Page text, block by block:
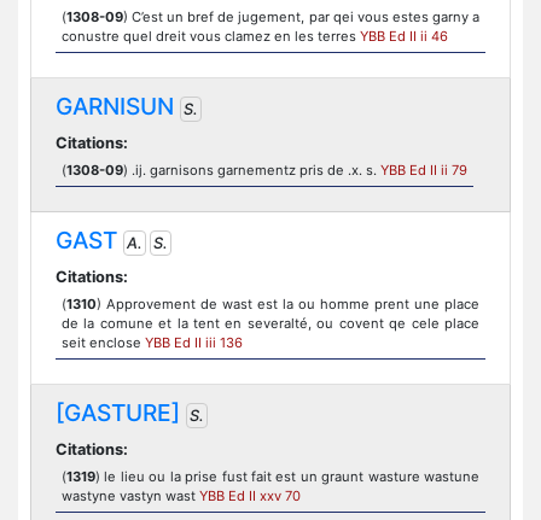
(1308-09) C’est un bref de jugement, par qei vous estes garny a
conustre quel dreit vous clamez en les terres YBB Ed II ii 46
GARNISUN S.
Citations:
(1308-09) .ij. garnisons garnementz pris de .x. s. YBB Ed II ii 79
GAST A.
S.
Citations:
(1310) Approvement de wast est la ou homme prent une place
de la comune et la tent en severalté, ou covent qe cele place
seit enclose YBB Ed II iii 136
[GASTURE]
S.
Citations:
(1319) le lieu ou la prise fust fait est un graunt wasture wastune
wastyne vastyn wast YBB Ed II xxv 70